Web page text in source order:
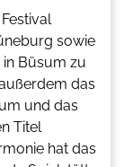
sowie
Büsum zu
das
und das
Titel
hat das